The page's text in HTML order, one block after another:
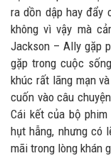
ra dồn dập hay đẩy
không vì vậy mà
Jackson – Ally gặp
gặp trong cuộc
khúc rất lãng mạn
cuốn vào câu
Cái kết của bộ
hụt hẫng, nhưng có
mãi trong lòng khán